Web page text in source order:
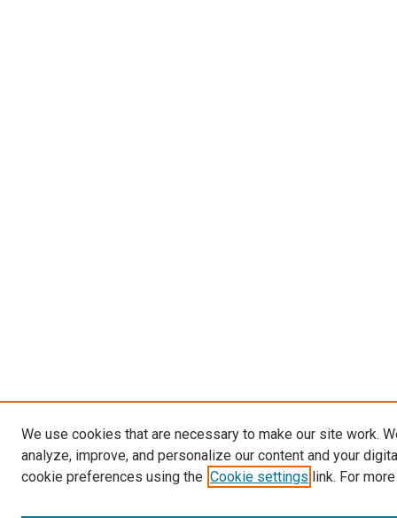
We use cookies that are necessary to make our site work.
analyze, improve, and personalize our content and your
cookie preferences using the Cookie settings link. For